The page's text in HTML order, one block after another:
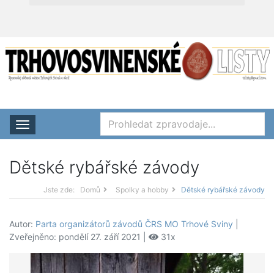
Rozbalit nabídku
Dětské rybářské závody
Jste zde: Domů Spolky a hobby Dětské rybářské závody
Autor: Parta organizátorů závodů ČRS MO Trhové Sviny
Zveřejněno: pondělí 27. září 2021 |
31x